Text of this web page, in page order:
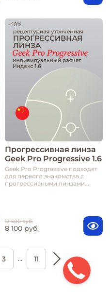
-40%
Прогрессивная линза
Geek Pro Progressive 1.6
Geek Pro Progressive подходят
для первого знакомства с
прогрессивными линзами...
13 500 руб.
8 100 руб.
3 … 11